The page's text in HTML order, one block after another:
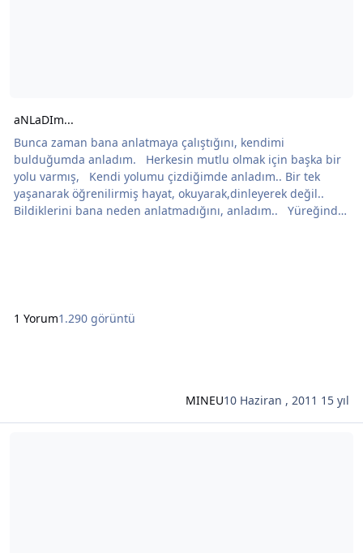
aNLaDIm...
Bunca zaman bana anlatmaya çalıştığını, kendimi
bulduğumda anladım. Herkesin mutlu olmak için başka bir
yolu varmış, Kendi yolumu çizdiğimde anladım.. Bir tek
yaşanarak öğrenilirmiş hayat, okuyarak,dinleyerek değil..
Bildiklerini bana neden anlatmadığını, anladım.. Yüreğinde
1 Yorum1.290 görüntü
MINEU10 Haziran , 2011 15 yıl